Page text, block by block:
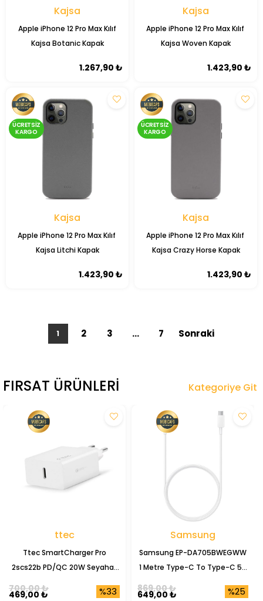
Kajsa
Apple iPhone 12 Pro Max Kılıf
Kajsa Botanic Kapak
1.267,90 ₺
Kajsa
Apple iPhone 12 Pro Max Kılıf ​
Kajsa Woven Kapak
1.423,90 ₺
Kajsa
Apple iPhone 12 Pro Max Kılıf ​
Kajsa Litchi Kapak
ÜCRETSIZ
KARGO
1.423,90 ₺
Kajsa
Apple iPhone 12 Pro Max Kılıf ​
Kajsa Crazy Horse Kapak
ÜCRETSIZ
KARGO
1.423,90 ₺
1 2 3 ... 7
FIRSAT ÜRÜNLERI
ttec
Ttec SmartCharger Pro
2scs22b PD/QC 20W Seyahat
%33
469,00 ₺
700,00 ₺
Samsung
Samsung EP-DA705BWEGWW
1 Metre Type-C To Type-C 5A
%25
649,00 ₺
869,00 ₺
Kategoriye Git